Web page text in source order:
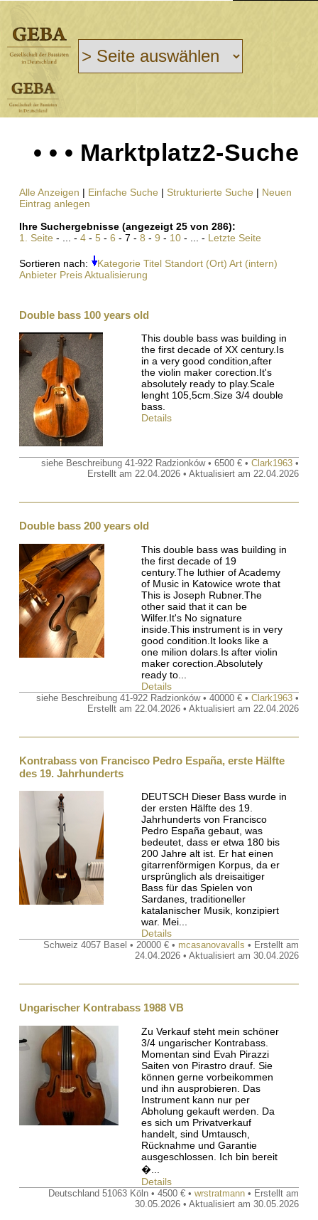
• • • Marktplatz2-Suche
Alle Anzeigen | Einfache Suche | Strukturierte Suche | Neuen
Eintrag anlegen
Ihre Suchergebnisse (angezeigt 25 von 286):
1. Seite - ... - 4 - 5 - 6 - 7 - 8 - 9 - 10 - ... - Letzte Seite
Sortieren nach: Kategorie Titel Standort (Ort) Art (intern)
Anbieter PreisAktualisierung
Double bass 100 years old
This double bass was building in
the first decade of XX century.Is
in a very good condition,after
the violin maker corection.It's
absolutely ready to play.Scale
lenght 105,5cm.Size 3/4 double
bass.
Details
siehe Beschreibung 41-922 Radzionków • 6500 € • Clark1963 •
Erstellt am 22.04.2026 • Aktualisiert am 22.04.2026
Double bass 200 years old
This double bass was building in
the first decade of 19
century.The luthier of Academy
of Music in Katowice wrote that
This is Joseph Rubner.The
other said that it can be
Wilfer.It's No signature
inside.This instrument is in very
good condition.It looks like a
one milion dolars.Is after violin
maker corection.Absolutely
ready to...
Details
siehe Beschreibung 41-922 Radzionków • 40000 € • Clark1963 •
Erstellt am 22.04.2026 • Aktualisiert am 22.04.2026
Kontrabass von Francisco Pedro España, erste Hälfte
des 19. Jahrhunderts
DEUTSCH Dieser Bass wurde in
der ersten Hälfte des 19.
Jahrhunderts von Francisco
Pedro España gebaut, was
bedeutet, dass er etwa 180 bis
200 Jahre alt ist. Er hat einen
gitarrenförmigen Korpus, da er
ursprünglich als dreisaitiger
Bass für das Spielen von
Sardanes, traditioneller
katalanischer Musik, konzipiert
war. Mei...
Details
Schweiz 4057 Basel • 20000 € • mcasanovavalls • Erstellt am
24.04.2026 • Aktualisiert am 30.04.2026
Ungarischer Kontrabass 1988 VB
Zu Verkauf steht mein schöner
3/4 ungarischer Kontrabass.
Momentan sind Evah Pirazzi
Saiten von Pirastro drauf. Sie
können gerne vorbeikommen
und ihn ausprobieren. Das
Instrument kann nur per
Abholung gekauft werden. Da
es sich um Privatverkauf
handelt, sind Umtausch,
Rücknahme und Garantie
ausgeschlossen. Ich bin bereit
�...
Details
Deutschland 51063 Köln • 4500 € • wrstratmann • Erstellt am
30.05.2026 • Aktualisiert am 30.05.2026